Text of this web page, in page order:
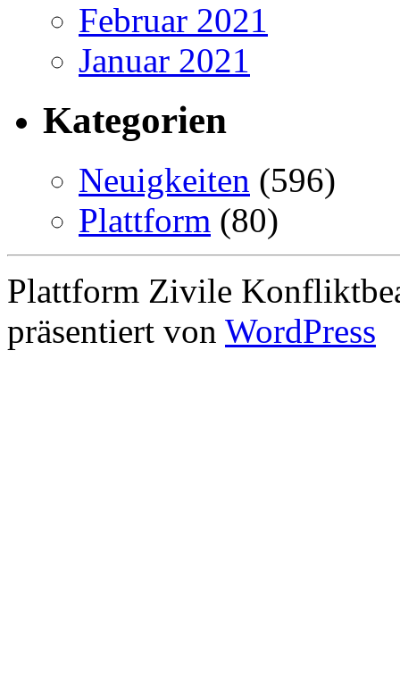
Februar 2021
Januar 2021
Kategorien
Neuigkeiten (596)
Plattform (80)
Plattform Zivile
präsentiert von WordPress